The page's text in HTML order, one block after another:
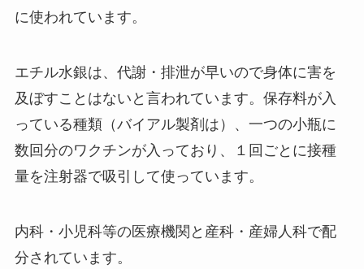
に使われています。
エチル水銀は、代謝・排泄が早いので身体に害を
及ぼすことはないと言われています。保存料が入
っている種類（バイアル製剤は）、一つの小瓶に
数回分のワクチンが入っており、１回ごとに接種
量を注射器で吸引して使っています。
内科・小児科等の医療機関と産科・産婦人科で配
分されています。